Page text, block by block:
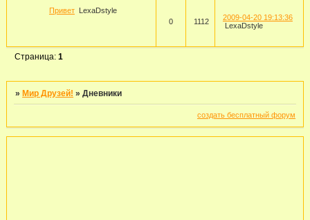
Привет
LexaDstyle
0
1112
2009-04-20 19:13:36
LexaDstyle
Страница:1
»Мир Друзей! »Дневники
создать бесплатный форум